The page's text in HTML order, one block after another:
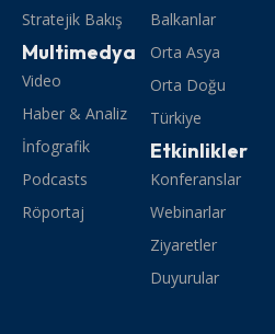
Stratejik Bakış
Multimedya
Video
Haber & Analiz
İnfografik
Podcasts
Röportaj
Balkanlar
Orta Asya
Orta Doğu
Türkiye
Etkinlikler
Konferanslar
Webinarlar
Ziyaretler
Duyurular